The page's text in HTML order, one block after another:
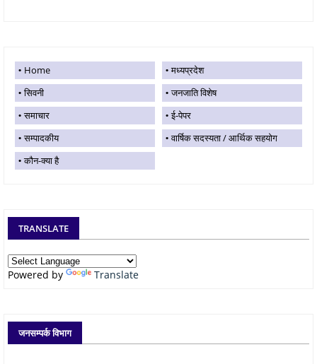
Home
मध्यप्रदेश
सिवनी
जनजाति विशेष
समाचार
ई-पेपर
सम्पादकीय
वार्षिक सदस्यता / आर्थिक सहयोग
कौन-क्या है
TRANSLATE
Powered by Translate
जनसम्पर्क विभाग